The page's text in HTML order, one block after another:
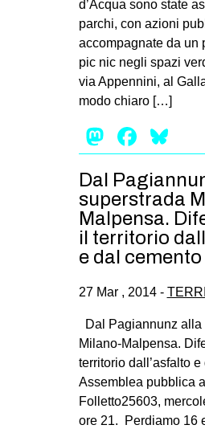
ARTE
CINEMA
MUSICA
AFRICA
ESTREMO
EVENTI
in
d’Acqua sono state
parchi, con azioni
accompagnate da un
pic nic negli spazi
via Appennini, al
modo chiaro […]
Dal
superstrada
Malpensa.
il territorio
e dal cemento
27 Mar , 2014 -
Dal Pagiannunz alla
Milano-Malpensa.
territorio dall’asfalto
Assemblea pubblica al
Folletto25603,
ore 21. Perdiamo 16